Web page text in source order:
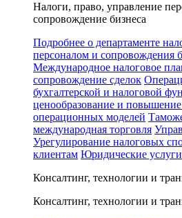
Налоги, право, управление
сопровождение бизнеса
Подробнее о департаменте
персоналом и сопровождения
Международное налоговое
сопровождение сделок
бухгалтерской и налоговой
ценообразование и
операционных моделей
международная торговля
Урегулирование налоговых
клиентам Юридические услуги
Консалтинг, технологии и
Консалтинг, технологии и